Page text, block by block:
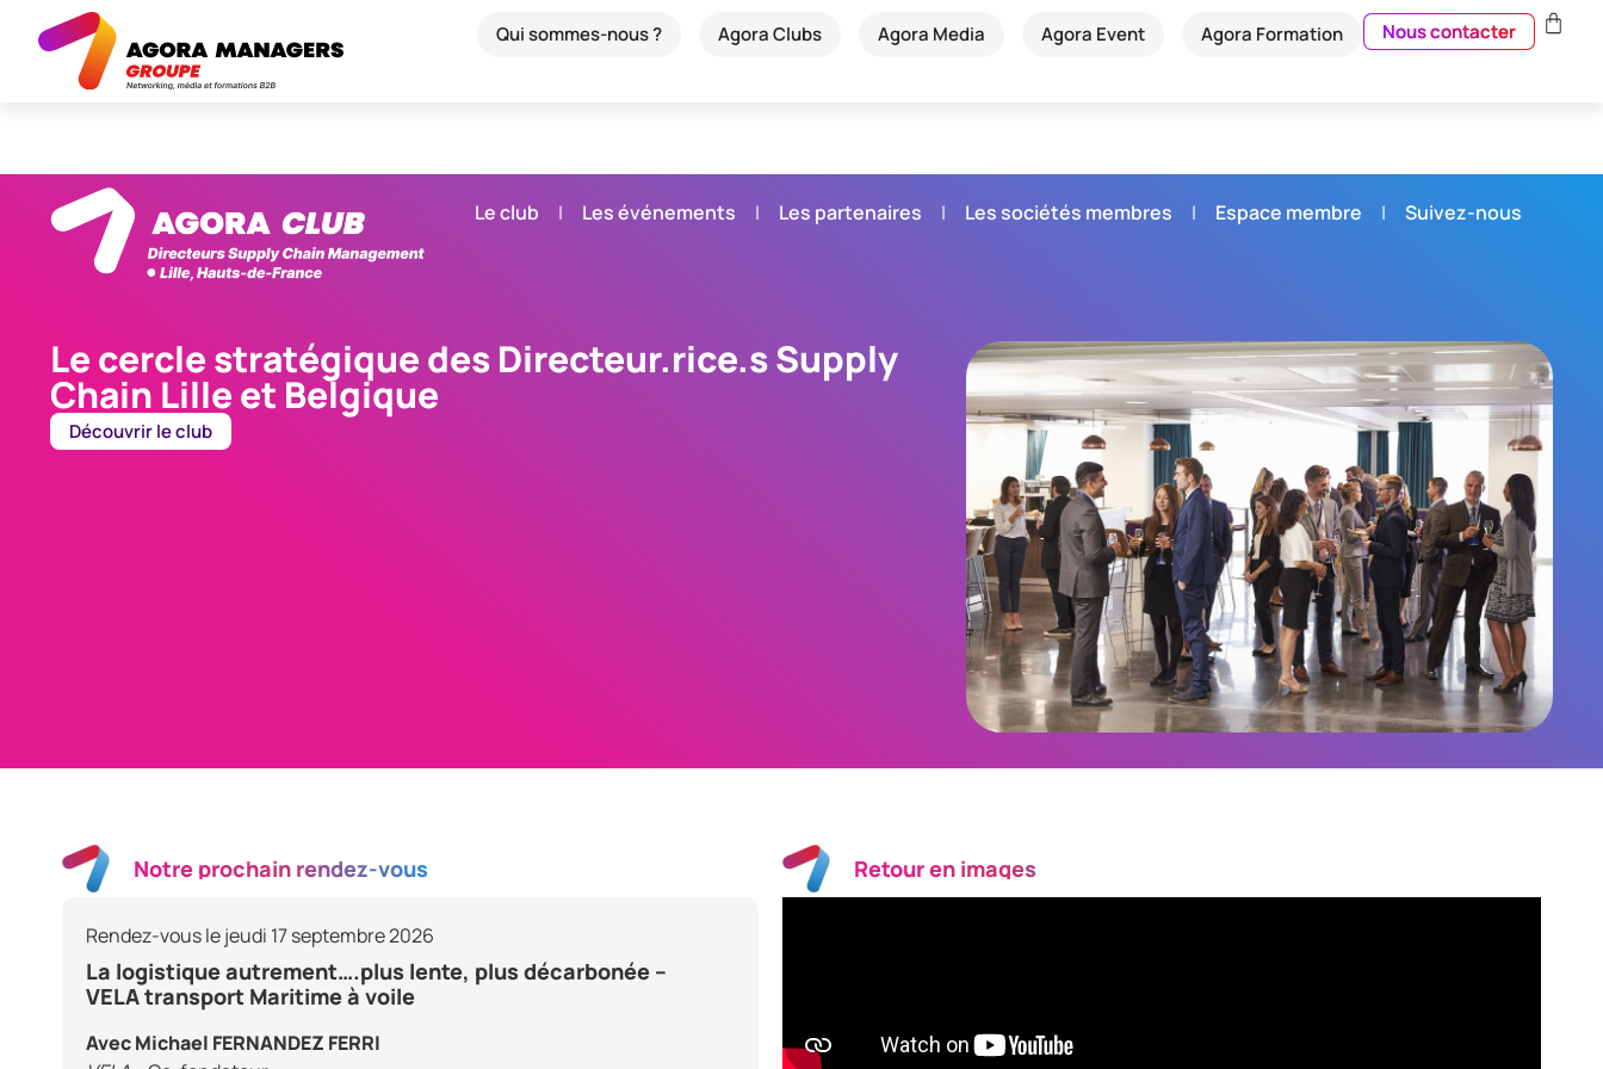
Qui sommes-nous ? Agora Clubs Agora Media Agora Event Agora Formation Nous contacter
Le club Les événements Les partenaires Les sociétés membres Espace membre Suivez-nous
Le cercle stratégique des Directeur.rice.s Supply
Chain Lille et Belgique
Découvrir le club
Notre prochain rendez-vous
Rendez-vous le jeudi 17 septembre 2026
La logistique autrement….plus lente, plus décarbonée –
VELA transport Maritime à voile
Avec Michael FERNANDEZ FERRI
Retour en images